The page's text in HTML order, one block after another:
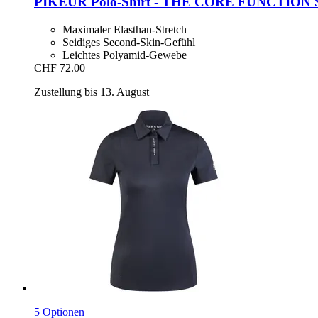
Maximaler Elasthan-Stretch
Seidiges Second-Skin-Gefühl
Leichtes Polyamid-Gewebe
CHF 72.00
Zustellung bis 13. August
5 Optionen